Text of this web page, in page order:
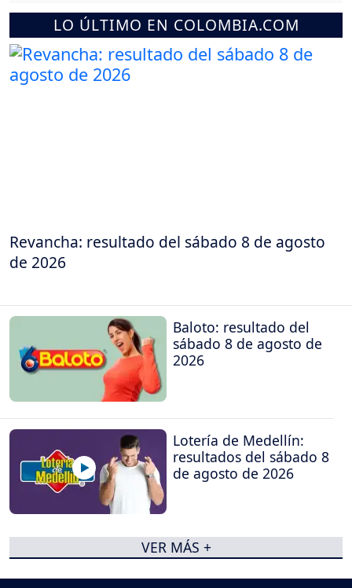
LO ÚLTIMO EN COLOMBIA.COM
Revancha: resultado del sábado 8 de agosto
de 2026
Baloto: resultado del
sábado 8 de agosto de
2026
Lotería de Medellín:
resultados del sábado 8
de agosto de 2026
VER MÁS +